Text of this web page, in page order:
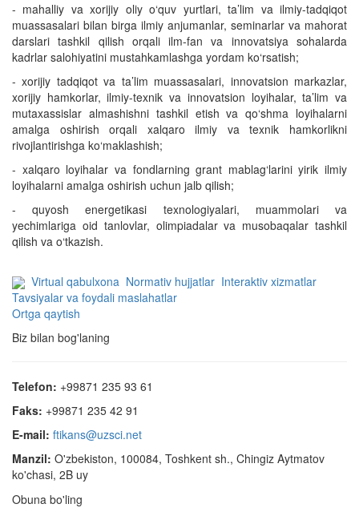
- mahalliy va xorijiy oliy o‘quv yurtlari, ta’lim va ilmiy-tadqiqot
muassasalari bilan birga ilmiy anjumanlar, seminarlar va mahorat
darslari tashkil qilish orqali ilm-fan va innovatsiya sohalarda
kadrlar salohiyatini mustahkamlashga yordam ko‘rsatish;
- xorijiy tadqiqot va ta’lim muassasalari, innovatsion markazlar,
xorijiy hamkorlar, ilmiy-texnik va innovatsion loyihalar, ta’lim va
mutaxassislar almashishni tashkil etish va qo‘shma loyihalarni
amalga oshirish orqali xalqaro ilmiy va texnik hamkorlikni
rivojlantirishga ko‘maklashish;
- xalqaro loyihalar va fondlarning grant mablag‘larini yirik ilmiy
loyihalarni amalga oshirish uchun jalb qilish;
- quyosh energetikasi texnologiyalari, muammolari va
yechimlariga oid tanlovlar, olimpiadalar va musobaqalar tashkil
qilish va o‘tkazish.
Virtual qabulxona Normativ hujjatlar Interaktiv xizmatlar
Tavsiyalar va foydali maslahatlar
Ortga qaytish
Biz bilan bog'laning
Telefon: +99871 235 93 61
Faks: +99871 235 42 91
E-mail: ftikans@uzsci.net
Manzil: O'zbekiston, 100084, Toshkent sh., Chingiz Aytmatov
ko'chasi, 2B uy
Obuna bo'ling